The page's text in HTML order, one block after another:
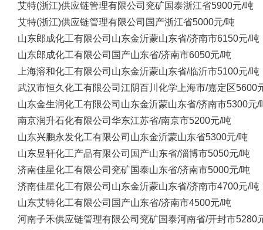
艾特(浙江)供应链管理有限公司 兖矿国泰浙江省5900元/吨
艾特(浙江)供应链管理有限公司 国产浙江省5000元/吨
山东郎成化工有限公司 山东金沂蒙山东省/济南市6150元/吨
山东郎成化工有限公司 国产山东省/济南市6050元/吨
上海溶和化工有限公司 山东金沂蒙山东省/临沂市5100元/吨
武汉市恒久化工有限公司 江阴百川化学 上海市/嘉定区5600
山东金生润化工有限公司 山东金沂蒙山东省/济南市5300元/
南京润升石化有限公司 华东江苏省/南京市5200元/吨
山东兴鹏永发化工有限公司 山东金沂蒙山东省5300元/吨
山东昱轩化工产品有限公司 国产山东省/淄博市5050元/吨
济南佳星化工有限公司 兖矿国泰山东省/济南市5000元/吨
济南佳星化工有限公司 山东金沂蒙山东省/济南市4700元/吨
山东艾特化工有限公司 国产山东省/济南市4500元/吨
河南子禾供应链管理有限公司 兖矿国泰河南省/开封市5280